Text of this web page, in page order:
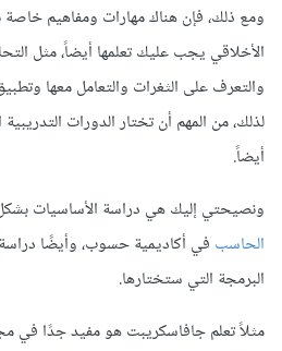
ومع ذلك، فإن هناك مهارات ومفاهيم خاصة
الأخلاقي يجب عليك تعلمها أيضاً، مثل
والتعرف على الثغرات والتعامل معها
لذلك، من المهم أن تختار الدورات
أيضاً.
ونصيحتي إليك هي دراسة الأساسيات
الحاسبفي أكاديمية حسوب، وأيضًا دراسة
البرمجة التي ستختارها.
مثلاً تعلم جافاسكريبت هو مفيد جدًا في